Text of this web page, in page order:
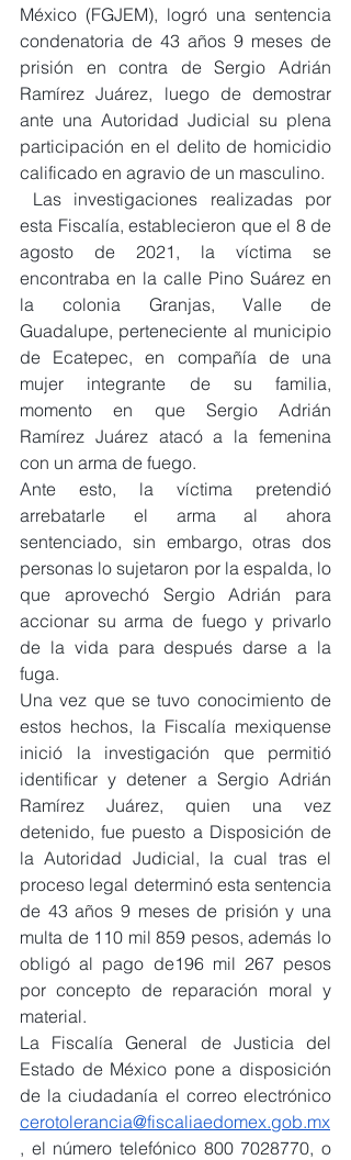
México (FGJEM), logró una sentencia
condenatoria de 43 años 9 meses de
prisión en contra de Sergio Adrián
Ramírez Juárez, luego de demostrar
ante una Autoridad Judicial su plena
participación en el delito de homicidio
calificado en agravio de un masculino.
Las investigaciones realizadas por
esta Fiscalía, establecieron que el 8 de
agosto de 2021, la víctima se
encontraba en la calle Pino Suárez en
la colonia Granjas, Valle de
Guadalupe, perteneciente al municipio
de Ecatepec, en compañía de una
mujer integrante de su familia,
momento en que Sergio Adrián
Ramírez Juárez atacó a la femenina
con un arma de fuego.
Ante esto, la víctima pretendió
arrebatarle el arma al ahora
sentenciado, sin embargo, otras dos
personas lo sujetaron por la espalda, lo
que aprovechó Sergio Adrián para
accionar su arma de fuego y privarlo
de la vida para después darse a la
fuga.
Una vez que se tuvo conocimiento de
estos hechos, la Fiscalía mexiquense
inició la investigación que permitió
identificar y detener a Sergio Adrián
Ramírez Juárez, quien una vez
detenido, fue puesto a Disposición de
la Autoridad Judicial, la cual tras el
proceso legal determinó esta sentencia
de 43 años 9 meses de prisión y una
multa de 110 mil 859 pesos, además lo
obligó al pago de196 mil 267 pesos
por concepto de reparación moral y
material.
La Fiscalía General de Justicia del
Estado de México pone a disposición
cerotolerancia@fiscaliaedomex.gob.mx
, el número telefónico 800 7028770, o